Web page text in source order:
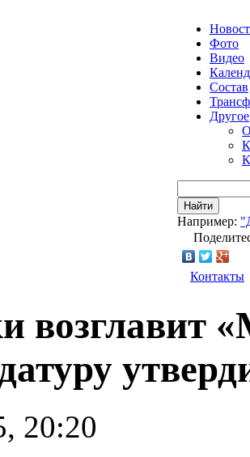
Фото
Видео
Состав
Другое
Найти
Например:
Контакты
возглавит
20:20